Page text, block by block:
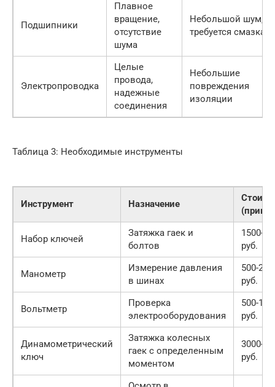
Подшипники
Плавное
вращение,
отсутствие
шума
Небольшой шум,
требуется смазка
Электропроводка
Целые
провода,
надежные
соединения
Небольшие
повреждения
изоляции
Таблица 3: Необходимые инструменты
Инструмент Назначение
Набор ключей
Затяжка гаек и
болтов
1500-
руб.
Манометр
Измерение давления
в шинах
500-
руб.
Вольтметр
Проверка
электрооборудования
500-
руб.
Динамометрический
ключ
Затяжка колесных
гаек с определенным
моментом
3000-
руб.